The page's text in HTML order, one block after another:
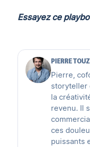
Essayez ce
PIERRE
Pierre,
storyteller
la
revenu. Il
ces
puissants